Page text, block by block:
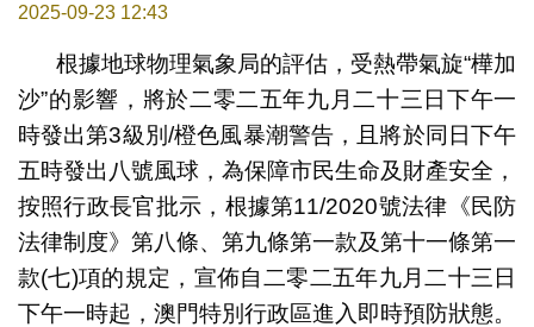
2025-09-23 12:43
根據地球物理氣象局的評估，受熱帶氣旋“樺加
沙”的影響，將於二零二五年九月二十三日下午一
時發出第3級別/橙色風暴潮警告，且將於同日下午
五時發出八號風球，為保障市民生命及財產安全，
按照行政長官批示，根據第11/2020號法律《民防
法律制度》第八條、第九條第一款及第十一條第一
款(七)項的規定，宣佈自二零二五年九月二十三日
下午一時起，澳門特別行政區進入即時預防狀態。